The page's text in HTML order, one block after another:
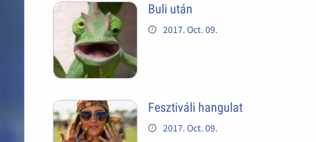
Buli után
2017. Oct. 09.
Fesztiváli hangulat
2017. Oct. 09.